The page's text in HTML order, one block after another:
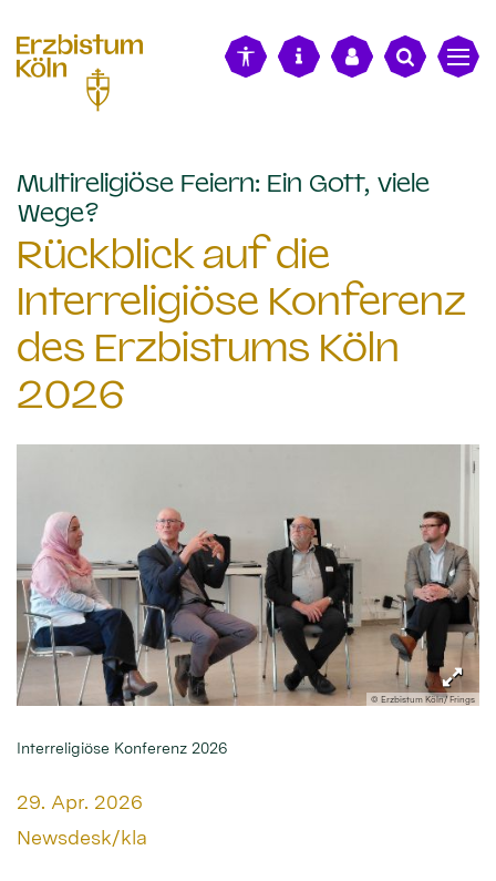
Multireligiöse Feiern: Ein Gott, viele
Wege?
Rückblick auf die
Interreligiöse Konferenz
des Erzbistums Köln
2026
© Erzbistum Köln/ Frings
Interreligiöse Konferenz 2026
Datum:
29. Apr. 2026
Von:
Newsdesk/kla